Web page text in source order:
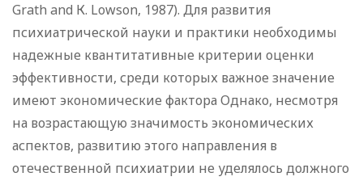
Grath and К. Lowson, 1987). Для развития
психиатрической науки и практики необходимы
надежные квантитативные критерии оценки
эффективности, среди которых важное значение
имеют экономические фактора Однако, несмотря
на возрастающую значимость экономических
аспектов, развитию этого направления в
отечественной психиатрии не уделялось должного